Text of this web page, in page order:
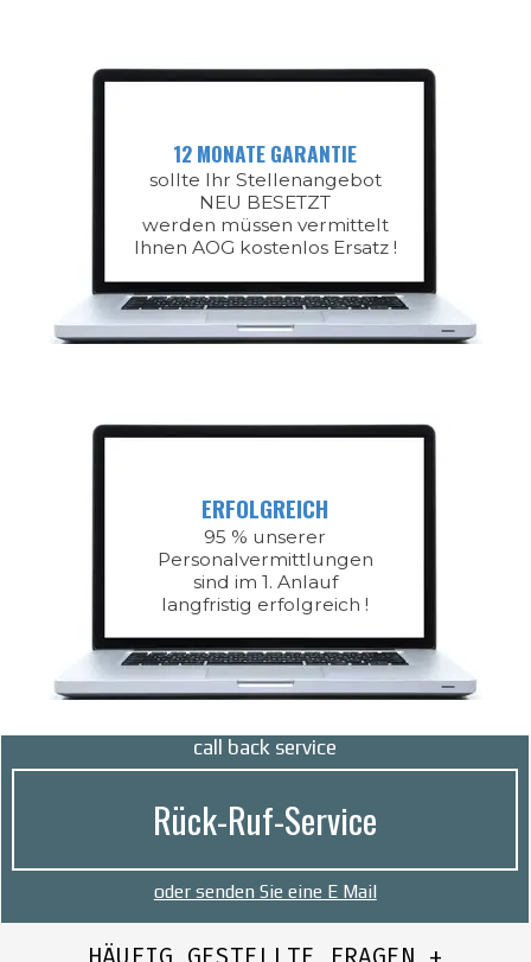
12 MONATE GARANTIE
sollte Ihr Stellenangebot
NEU BESETZT
werden müssen vermittelt
Ihnen AOG kostenlos Ersatz !
ERFOLGREICH
95 % unserer
Personalvermittlungen
sind im 1. Anlauf
langfristig erfolgreich !
call back service
Rück-Ruf-Service
oder senden Sie eine E Mail